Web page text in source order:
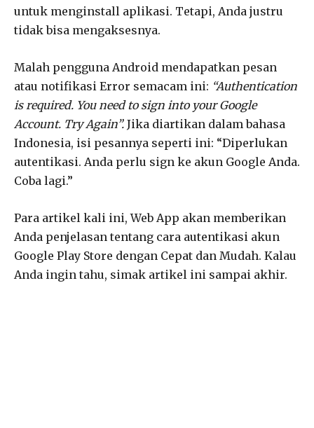
untuk menginstall aplikasi. Tetapi, Anda justru
tidak bisa mengaksesnya.
Malah pengguna Android mendapatkan pesan
atau notifikasi Error semacam ini: “Authentication
is required. You need to sign into your Google
Account. Try Again”. Jika diartikan dalam bahasa
Indonesia, isi pesannya seperti ini: “Diperlukan
autentikasi. Anda perlu sign ke akun Google Anda.
Coba lagi.”
Para artikel kali ini, Web App akan memberikan
Anda penjelasan tentang cara autentikasi akun
Google Play Store dengan Cepat dan Mudah. Kalau
Anda ingin tahu, simak artikel ini sampai akhir.